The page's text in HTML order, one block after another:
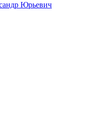
Юрьевич